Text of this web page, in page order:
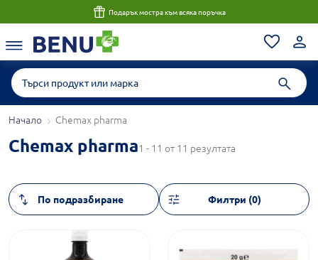
Подарък мостра към всяка поръчка
Начало Chemax pharma
Chemax pharma1 - 11 от 11 резултата
Филтри (0)